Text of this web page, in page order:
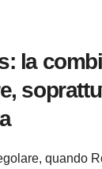
la
quando